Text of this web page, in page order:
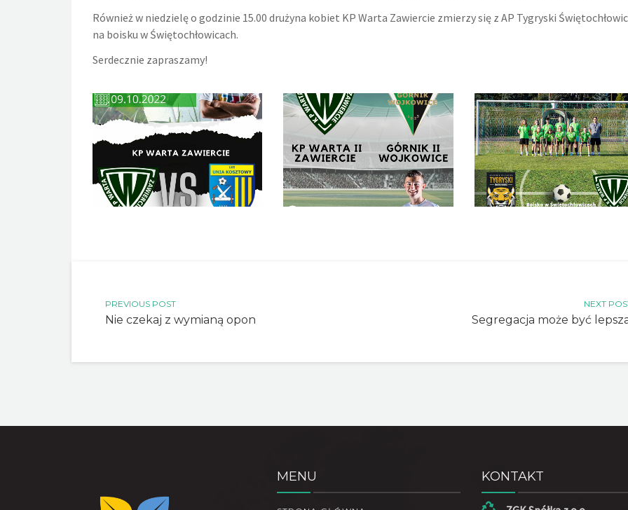
Również w niedzielę o godzinie 15.00 drużyna kobiet KP Warta Zawiercie zmierzy się z AP Tygryski
na boisku w Świętochłowicach.
Serdecznie zapraszamy!
PREVIOUS POST
Nie czekaj z wymianą opon
NEXT
Segregacja może być
MENU KONTAKT